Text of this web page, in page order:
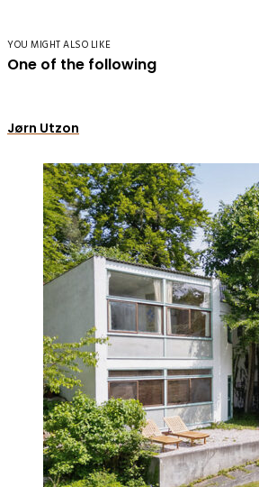
YOU MIGHT ALSO LIKE
One of the following
Jørn Utzon